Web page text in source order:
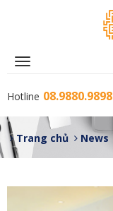
Toggle
Hotline 08.9880.9898
Trang chủ News